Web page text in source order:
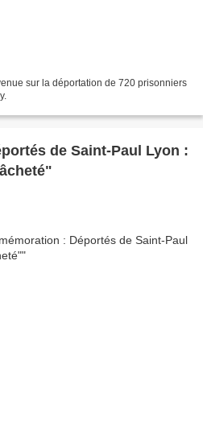
sur la déportation de 720 prisonniers
de Saint-Paul Lyon :